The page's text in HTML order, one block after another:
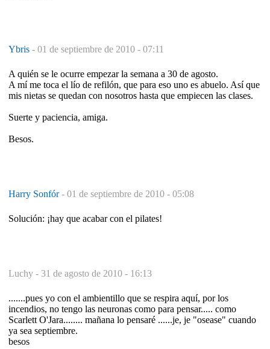
Ybris - 01 de septiembre de 2010 - 07:11
A quién se le ocurre empezar la semana a 30 de agosto.
A mí me toca el lío de refilón, que para eso uno es abuelo. Así que
mis nietas se quedan con nosotros hasta que empiecen las clases.
Suerte y paciencia, amiga.
Besos.
Harry Sonfór- 01 de septiembre de 2010 - 05:08
Solución: ¡hay que acabar con el pilates!
Luchy - 31 de agosto de 2010 - 16:13
.......pues yo con el ambientillo que se respira aquí, por los
incendios, no tengo las neuronas como para pensar..... como
Scarlett O'Jara........ mañana lo pensaré ......je, je "osease" cuando
ya sea septiembre.
besos